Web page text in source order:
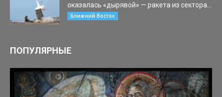
оказалась «дырявой» — ракета из сектора...
Ближний Восток
ПОПУЛЯРНЫЕ